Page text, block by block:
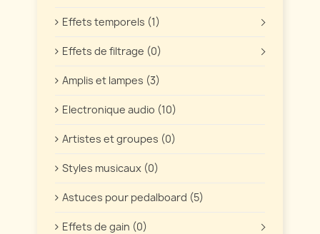
Effets temporels (1)
Effets de filtrage (0)
Amplis et lampes (3)
Electronique audio (10)
Artistes et groupes (0)
Styles musicaux (0)
Astuces pour pedalboard (5)
Effets de gain (0)